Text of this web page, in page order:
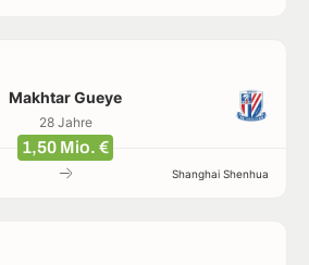
Makhtar Gueye
28 Jahre
1,50 Mio. €
Shanghai Shenhua